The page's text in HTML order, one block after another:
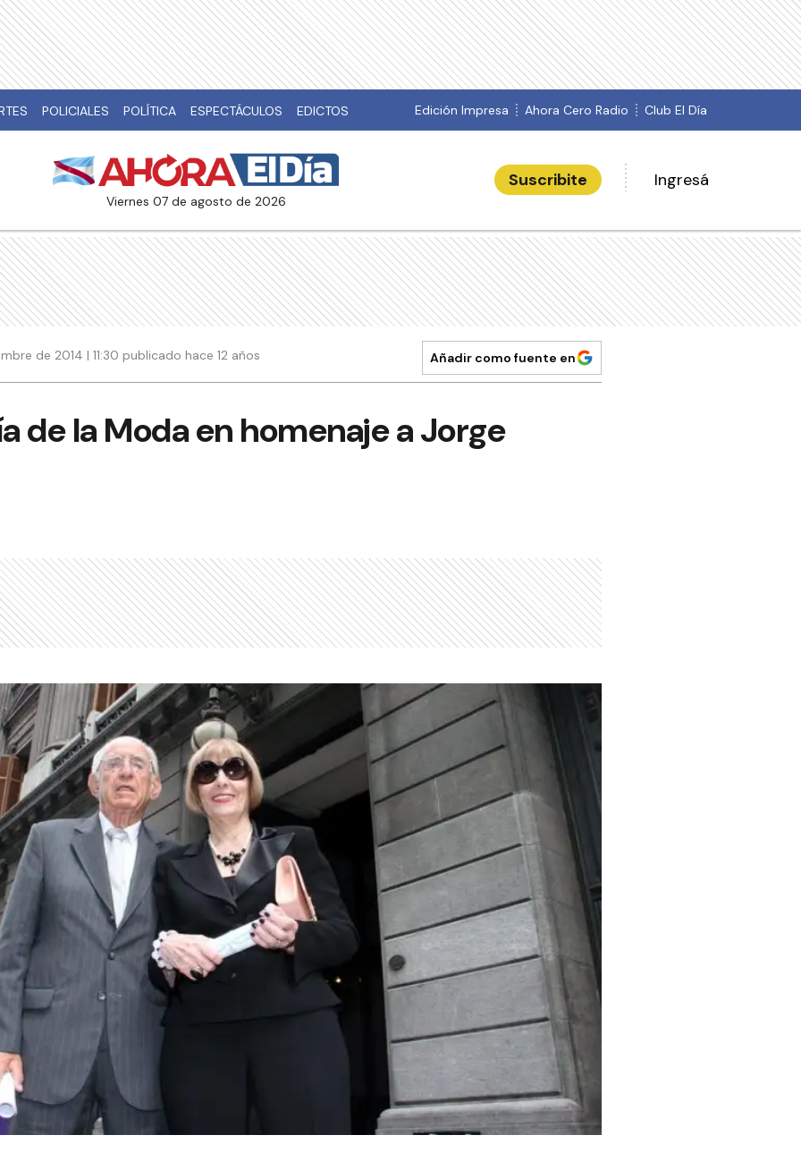
POLICIALES POLÍTICA ESPECTÁCULOS EDICTOS Edición Impresa Ahora Cero Radio Club El Día
viernes 07 de agosto de 2026
Suscribite Ingresá
de 2014 | 11:30 publicado hace 12 años Añadir como fuente en
de la Moda en homenaje a Jorge